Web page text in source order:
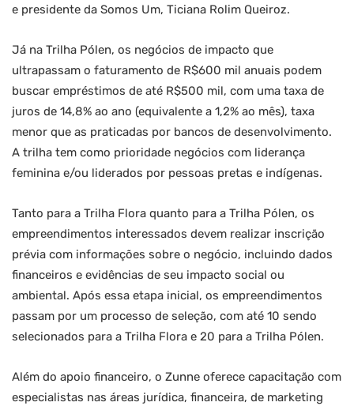
e presidente da Somos Um, Ticiana Rolim Queiroz.
Já na Trilha Pólen, os negócios de impacto que
ultrapassam o faturamento de R$600 mil anuais podem
buscar empréstimos de até R$500 mil, com uma taxa de
juros de 14,8% ao ano (equivalente a 1,2% ao mês), taxa
menor que as praticadas por bancos de desenvolvimento.
A trilha tem como prioridade negócios com liderança
feminina e/ou liderados por pessoas pretas e indígenas.
Tanto para a Trilha Flora quanto para a Trilha Pólen, os
empreendimentos interessados devem realizar inscrição
prévia com informações sobre o negócio, incluindo dados
financeiros e evidências de seu impacto social ou
ambiental. Após essa etapa inicial, os empreendimentos
passam por um processo de seleção, com até 10 sendo
selecionados para a Trilha Flora e 20 para a Trilha Pólen.
Além do apoio financeiro, o Zunne oferece capacitação com
especialistas nas áreas jurídica, financeira, de marketing